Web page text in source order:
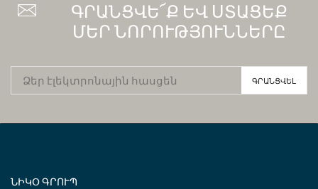
ԳՐԱՆՑՎԵ՜Ք ԵՎ ՍՏԱՑԵՔ
ՄԵՐ ՆՈՐՈՒԹՅՈՒՆՆԵՐԸ
ՆԻԿՕ ԳՐՈՒՊ